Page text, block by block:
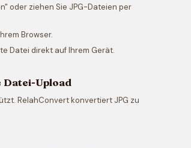
oder ziehen Sie JPG-Dateien per
Browser.
Datei direkt auf Ihrem Gerät.
Upload
RelahConvert konvertiert JPG zu